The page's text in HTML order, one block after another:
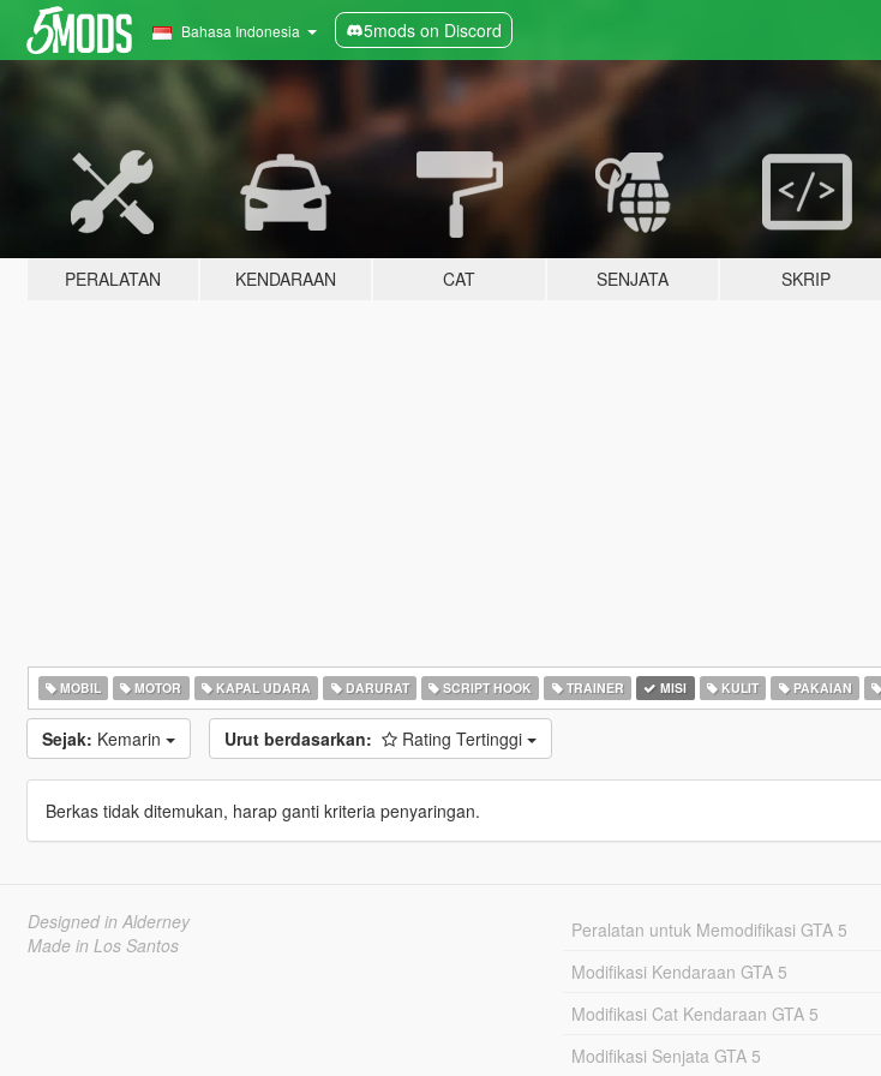
Bahasa Indonesia 5mods on Discord
PERALATAN KENDARAAN CAT SENJATA SKRIP
MOBIL MOTOR KAPAL UDARA DARURAT SCRIPT HOOK TRAINER MISI KULIT PAKAIAN
Sejak: Kemarin Urut berdasarkan: Rating Tertinggi
Berkas tidak ditemukan, harap ganti kriteria penyaringan.
Designed in Alderney
Made in Los Santos
Peralatan untuk Memodifikasi GTA 5
Modifikasi Kendaraan GTA 5
Modifikasi Cat Kendaraan GTA 5
Modifikasi Senjata GTA 5